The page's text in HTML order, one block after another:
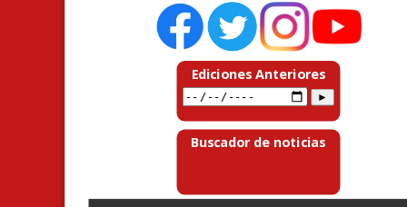
Ediciones Anteriores
Buscador de noticias